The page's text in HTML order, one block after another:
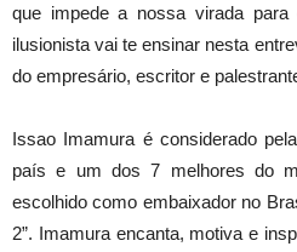
que impede a nossa virada
ilusionista vai te ensinar nesta
do empresário, escritor e
Issao Imamura é considerado
país e um dos 7 melhores do
escolhido como embaixador no
2”. Imamura encanta, motiva e